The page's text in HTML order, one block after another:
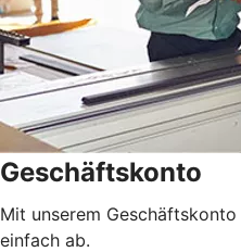
Geschäftskonto
Mit unserem
einfach ab.